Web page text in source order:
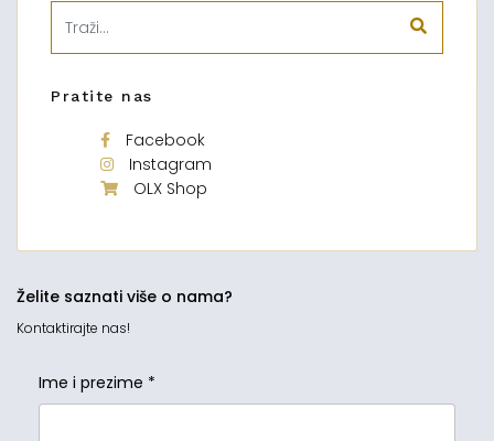
Pratite nas
Facebook
Instagram
OLX Shop
Želite saznati više o nama?
Kontaktirajte nas!
Ime i prezime *